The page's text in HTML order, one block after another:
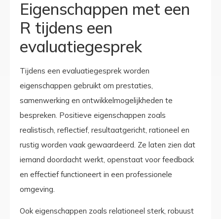
Eigenschappen met een
R tijdens een
evaluatiegesprek
Tijdens een evaluatiegesprek worden
eigenschappen gebruikt om prestaties,
samenwerking en ontwikkelmogelijkheden te
bespreken. Positieve eigenschappen zoals
realistisch, reflectief, resultaatgericht, rationeel en
rustig worden vaak gewaardeerd. Ze laten zien dat
iemand doordacht werkt, openstaat voor feedback
en effectief functioneert in een professionele
omgeving.
Ook eigenschappen zoals relationeel sterk, robuust